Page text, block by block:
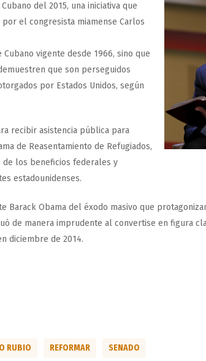
del 2015, una iniciativa que
el congresista miamense Carlos
vigente desde 1966, sino que
que son perseguidos
por Estados Unidos, según
recibir asistencia pública para
de Reasentamiento de Refugiados,
de los beneficios federales y
estadounidenses.
Barack Obama del éxodo masivo que
de manera imprudente al convertise en figura
diciembre de 2014.
RUBIO REFORMAR SENADO